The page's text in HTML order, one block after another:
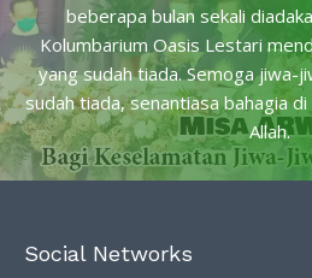
beberapa bulan sekali
Kolumbarium Oasis Lestari
yang sudah tiada. Semoga jiwa-
sudah tiada, senantiasa bahagia
Allah.
Social Networks